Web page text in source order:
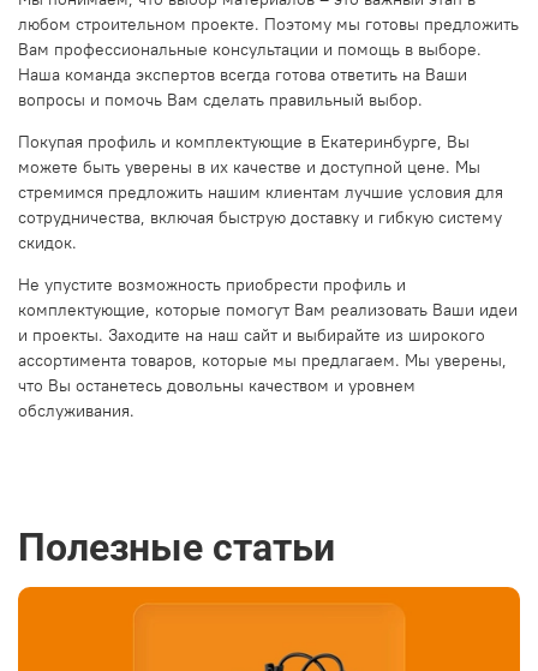
любом строительном проекте. Поэтому мы готовы предложить
Вам профессиональные консультации и помощь в выборе.
Наша команда экспертов всегда готова ответить на Ваши
вопросы и помочь Вам сделать правильный выбор.
Покупая профиль и комплектующие в Екатеринбурге, Вы
можете быть уверены в их качестве и доступной цене. Мы
стремимся предложить нашим клиентам лучшие условия для
сотрудничества, включая быструю доставку и гибкую систему
скидок.
Не упустите возможность приобрести профиль и
комплектующие, которые помогут Вам реализовать Ваши идеи
и проекты. Заходите на наш сайт и выбирайте из широкого
ассортимента товаров, которые мы предлагаем. Мы уверены,
что Вы останетесь довольны качеством и уровнем
обслуживания.
Полезные статьи